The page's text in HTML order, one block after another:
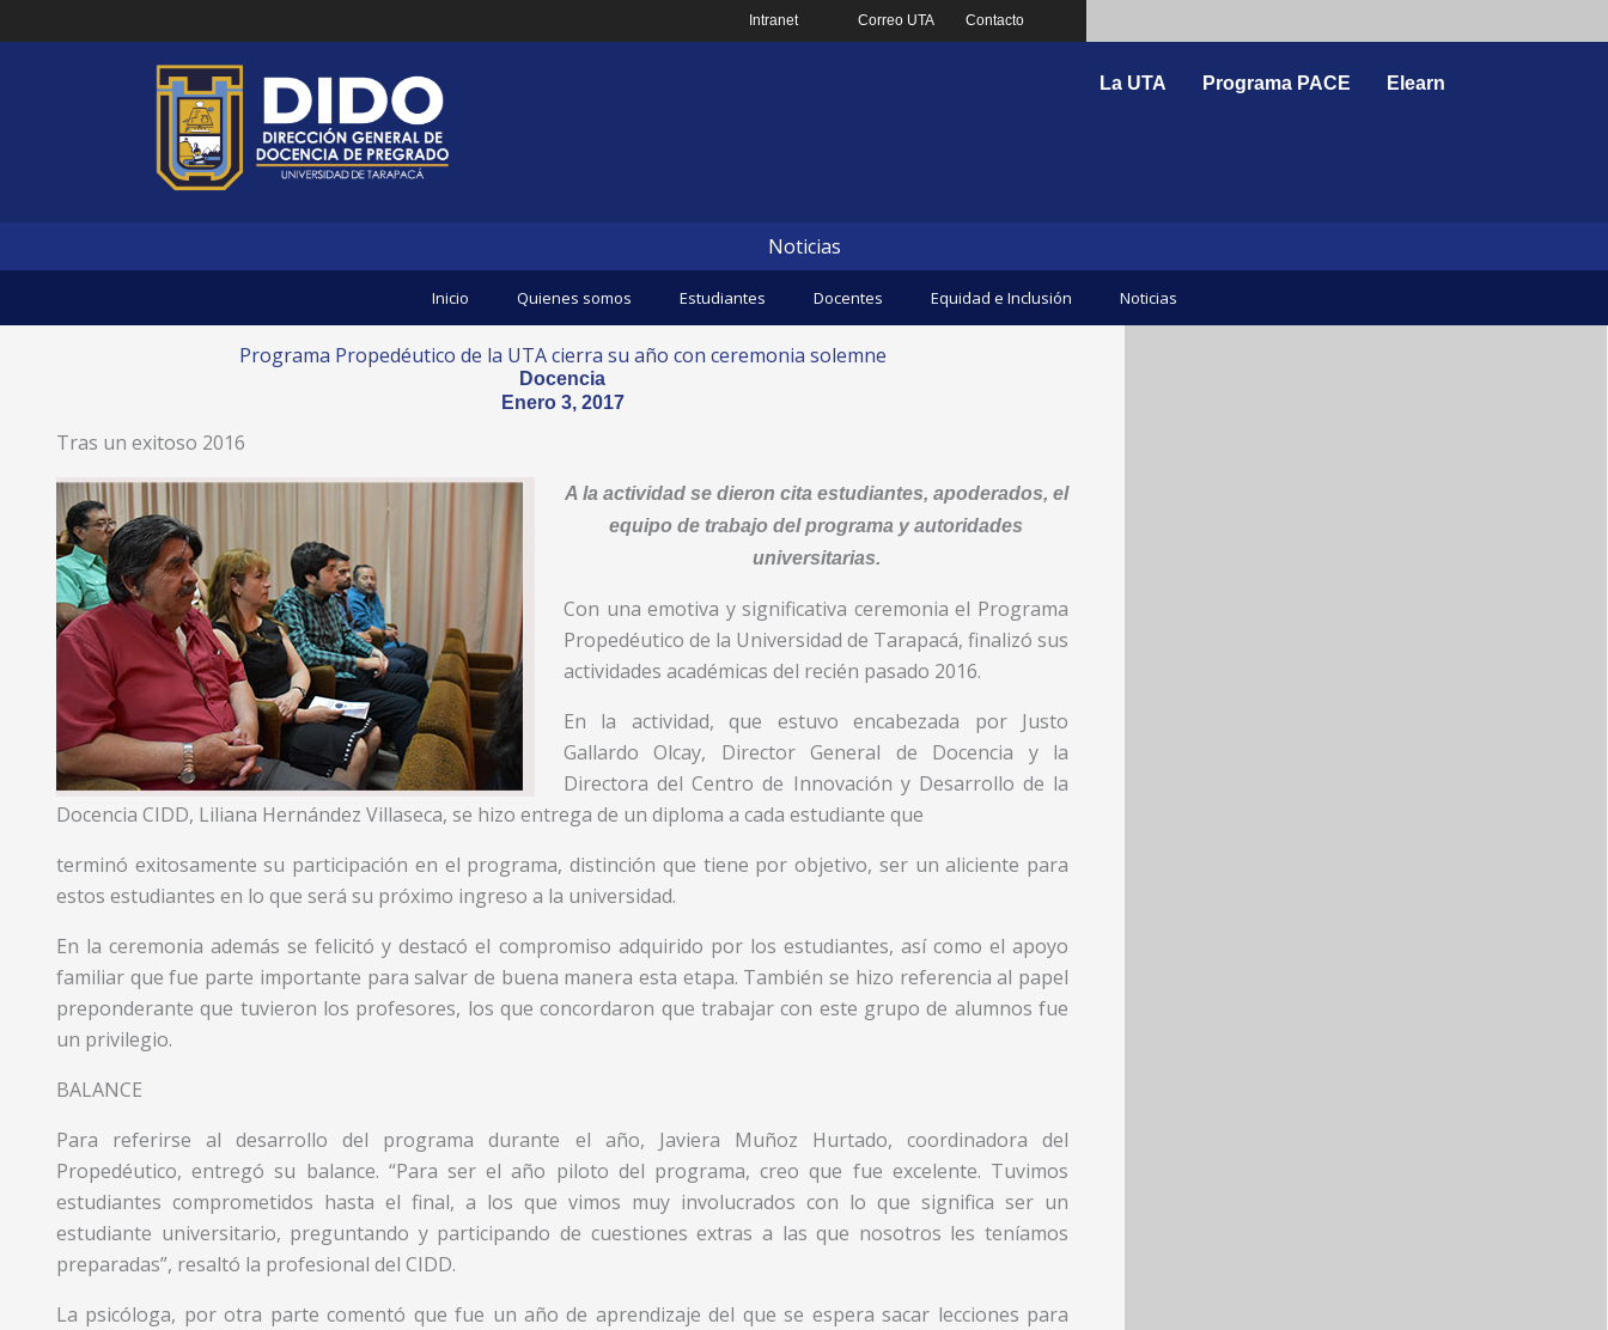
al
Intranet Correo UTA Contacto
La UTA Programa PACE Elearn
Noticias
Inicio Quienes somos Estudiantes Docentes Equidad e Inclusión Noticias
Programa Propedéutico de la UTA cierra su año con ceremonia solemne
Docencia
Enero 3, 2017
Tras un exitoso 2016
A la actividad se dieron cita estudiantes, apoderados, el
equipo de trabajo del programa y autoridades
universitarias.
Con una emotiva y significativa ceremonia el Programa
Propedéutico de la Universidad de Tarapacá, finalizó sus
actividades académicas del recién pasado 2016.
En la actividad, que estuvo encabezada por Justo
Gallardo Olcay, Director General de Docencia y la
Directora del Centro de Innovación y Desarrollo de la
Docencia CIDD, Liliana Hernández Villaseca, se hizo entrega de un diploma a cada estudiante que
terminó exitosamente su participación en el programa, distinción que tiene por objetivo, ser un aliciente para
estos estudiantes en lo que será su próximo ingreso a la universidad.
En la ceremonia además se felicitó y destacó el compromiso adquirido por los estudiantes, así como el apoyo
familiar que fue parte importante para salvar de buena manera esta etapa. También se hizo referencia al papel
preponderante que tuvieron los profesores, los que concordaron que trabajar con este grupo de alumnos fue
un privilegio.
BALANCE
Para referirse al desarrollo del programa durante el año, Javiera Muñoz Hurtado, coordinadora del
Propedéutico, entregó su balance. “Para ser el año piloto del programa, creo que fue excelente. Tuvimos
estudiantes comprometidos hasta el final, a los que vimos muy involucrados con lo que significa ser un
estudiante universitario, preguntando y participando de cuestiones extras a las que nosotros les teníamos
preparadas”, resaltó la profesional del CIDD.
La psicóloga, por otra parte comentó que fue un año de aprendizaje del que se espera sacar lecciones para